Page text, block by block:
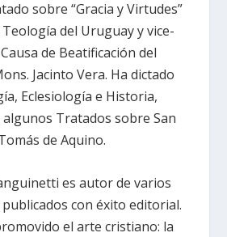
sobre “Gracia y Virtudes”
del Uruguay y vice-
de Beatificación del
Jacinto Vera. Ha dictado
Eclesiología e Historia,
Tratados sobre San
de Aquino.
es autor de varios
con éxito editorial.
el arte cristiano: la